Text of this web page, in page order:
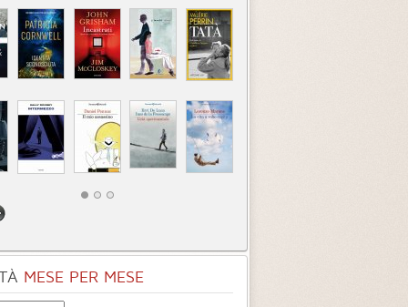
3.9 (2)
MESE PER MESE